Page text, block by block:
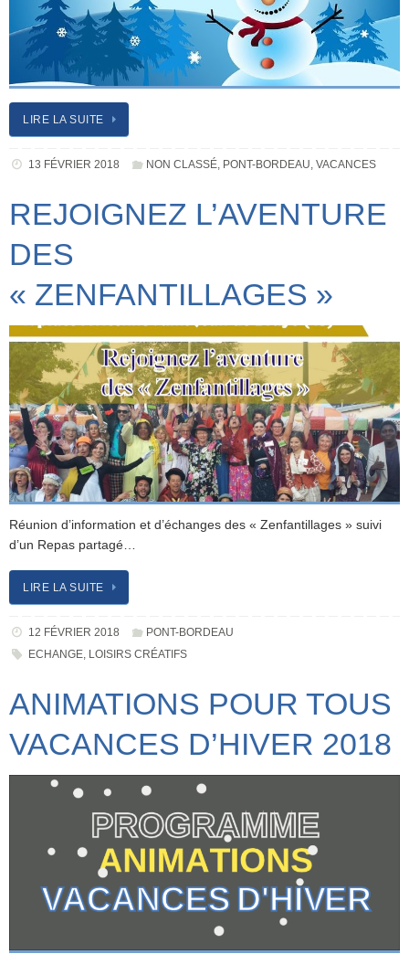
LIRE LA SUITE
13 FÉVRIER 2018 NON CLASSÉ, PONT-BORDEAU,VACANCES
REJOIGNEZ L’AVENTURE
DES
« ZENFANTILLAGES »
Réunion d’information et d’échanges des « Zenfantillages » suivi
d’un Repas partagé…
LIRE LA SUITE
12 FÉVRIER 2018
PONT-BORDEAU
ECHANGE, LOISIRS CRÉATIFS
ANIMATIONS POUR TOUS
VACANCES D’HIVER 2018